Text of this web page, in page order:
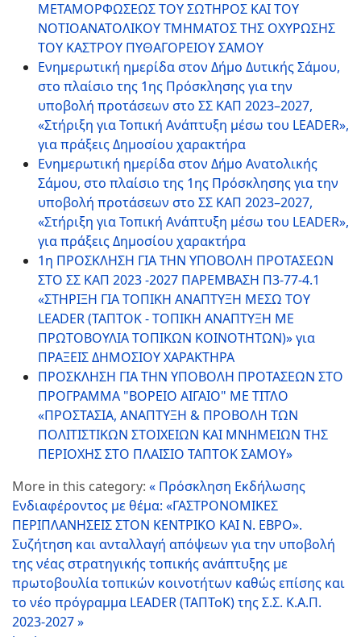
ΜΕΤΑΜΟΡΦΩΣΕΩΣ ΤΟΥ ΣΩΤΗΡΟΣ ΚΑΙ ΤΟΥ
ΝΟΤΙΟΑΝΑΤΟΛΙΚΟΥ ΤΜΗΜΑΤΟΣ ΤΗΣ ΟΧΥΡΩΣΗΣ
ΤΟΥ ΚΑΣΤΡΟΥ ΠΥΘΑΓΟΡΕΙΟΥ ΣΑΜΟΥ
Ενημερωτική ημερίδα στον Δήμο Δυτικής Σάμου,
στο πλαίσιο της 1ης Πρόσκλησης για την
υποβολή προτάσεων στο ΣΣ ΚΑΠ 2023–2027,
«Στήριξη για Τοπική Ανάπτυξη μέσω του LEADER»,
για πράξεις Δημοσίου χαρακτήρα
Ενημερωτική ημερίδα στον Δήμο Ανατολικής
Σάμου, στο πλαίσιο της 1ης Πρόσκλησης για την
υποβολή προτάσεων στο ΣΣ ΚΑΠ 2023–2027,
«Στήριξη για Τοπική Ανάπτυξη μέσω του LEADER»,
για πράξεις Δημοσίου χαρακτήρα
1η ΠΡΟΣΚΛΗΣΗ ΓΙΑ ΤΗΝ ΥΠΟΒΟΛΗ ΠΡΟΤΑΣΕΩΝ
ΣΤΟ ΣΣ ΚΑΠ 2023 -2027 ΠΑΡΕΜΒΑΣΗ Π3-77-4.1
«ΣΤΗΡΙΞΗ ΓΙΑ ΤΟΠΙΚΗ ΑΝΑΠΤΥΞΗ ΜΕΣΩ ΤΟΥ
LEADER (ΤΑΠΤΟΚ - ΤΟΠΙΚΗ ΑΝΑΠΤΥΞΗ ΜΕ
ΠΡΩΤΟΒΟΥΛΙΑ ΤΟΠΙΚΩΝ ΚΟΙΝΟΤΗΤΩΝ)» για
ΠΡΑΞΕΙΣ ΔΗΜΟΣΙΟΥ ΧΑΡΑΚΤΗΡΑ
ΠΡΟΣΚΛΗΣΗ ΓΙΑ ΤΗΝ ΥΠΟΒΟΛΗ ΠΡΟΤΑΣΕΩΝ ΣΤΟ
ΠΡΟΓΡΑΜΜΑ "ΒΟΡΕΙΟ ΑΙΓΑΙΟ" ΜΕ ΤΙΤΛΟ
«ΠΡΟΣΤΑΣΙΑ, ΑΝΑΠΤΥΞΗ & ΠΡΟΒΟΛΗ ΤΩΝ
ΠΟΛΙΤΙΣΤΙΚΩΝ ΣΤΟΙΧΕΙΩΝ ΚΑΙ ΜΝΗΜΕΙΩΝ ΤΗΣ
ΠΕΡΙΟΧΗΣ ΣΤΟ ΠΛΑΙΣΙΟ ΤΑΠΤΟΚ ΣΑΜΟΥ»
More in this category: « Πρόσκληση Εκδήλωσης
Ενδιαφέροντος με θέμα: «ΓΑΣΤΡΟΝΟΜΙΚΕΣ
ΠΕΡΙΠΛΑΝΗΣΕΙΣ ΣΤΟΝ ΚΕΝΤΡΙΚΟ ΚΑΙ Ν. ΕΒΡΟ».
Συζήτηση και ανταλλαγή απόψεων για την υποβολή
της νέας στρατηγικής τοπικής ανάπτυξης με
πρωτοβουλία τοπικών κοινοτήτων καθώς επίσης και
το νέο πρόγραμμα LEADER (ΤΑΠΤοΚ) της Σ.Σ. Κ.Α.Π.
2023-2027 »